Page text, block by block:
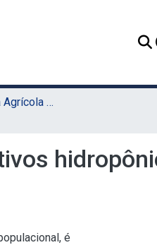
TCC - Engenharia Agrícola e Ambiental (Sede)
é